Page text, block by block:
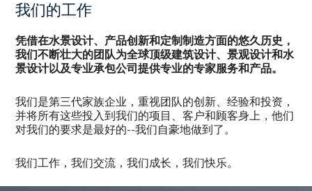
我们的工作
凭借在水景设计、产品创新和定制制造方面的悠久历史，
我们不断壮大的团队为全球顶级建筑设计、景观设计和水
景设计以及专业承包公司提供专业的专家服务和产品。
我们是第三代家族企业，重视团队的创新、经验和投资，
并将所有这些投入到我们的项目、客户和顾客身上，他们
对我们的要求是最好的--我们自豪地做到了。
我们工作，我们交流，我们成长，我们快乐。